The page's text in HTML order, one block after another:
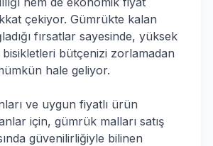
çekiyor. Gümrükte kalan
fırsatlar sayesinde, yüksek
bisikletleri bütçenizi zorlamadan
hale geliyor.
ve uygun fiyatlı ürün
için, gümrük malları satış
güvenilirliğiyle bilinen